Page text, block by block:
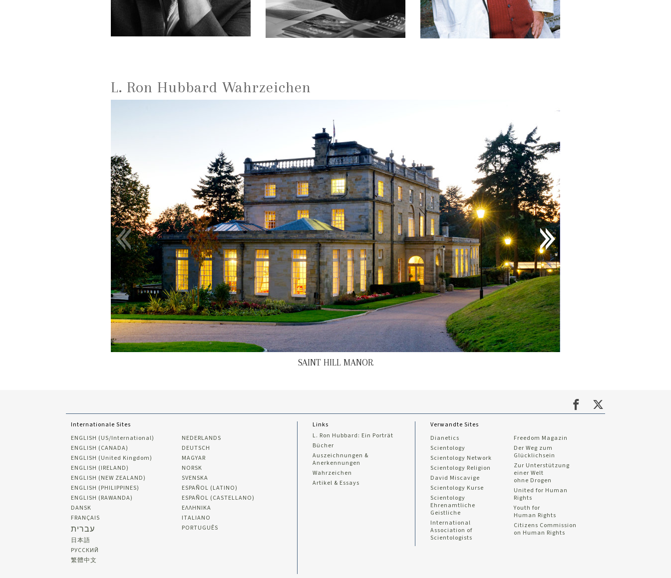
L. Ron Hubbard Wahrzeichen
SAINT HILL MANOR
Internationale Sites
ENGLISH (US/International)
ENGLISH (CANADA)
ENGLISH (United Kingdom)
ENGLISH (IRELAND)
ENGLISH (NEW ZEALAND)
ENGLISH (PHILIPPINES)
ENGLISH (RAWANDA)
DANSK
FRANÇAIS
עברית
日本語
РУССКИЙ
繁體中文
NEDERLANDS
DEUTSCH
MAGYAR
NORSK
SVENSKA
ESPAÑOL (LATINO)
ESPAÑOL (CASTELLANO)
ΕΛΛΗΝΙΚA
ITALIANO
PORTUGUÊS
Links
L. Ron Hubbard: Ein Porträt
Bücher
Auszeichnungen &
Anerkennungen
Wahrzeichen
Artikel & Essays
Verwandte Sites
Dianetics
Scientology
Scientology Network
Scientology Religion
David Miscavige
Scientology Kurse
Scientology
Ehrenamtliche
Geistliche
International
Association of
Scientologists
Freedom Magazin
Der Weg zum
Glücklichsein
Zur Unterstützung
einer Welt
ohne Drogen
United for Human
Rights
Youth for
Human Rights
Citizens Commission
on Human Rights